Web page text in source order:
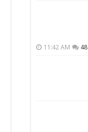
11:42 AM 48